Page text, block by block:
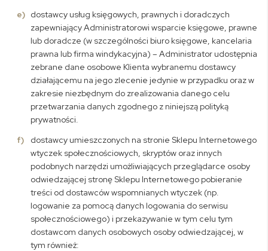
dostawcy usług księgowych, prawnych i doradczych
zapewniający Administratorowi wsparcie księgowe, prawne
lub doradcze (w szczególności biuro księgowe, kancelaria
prawna lub firma windykacyjna) – Administrator udostępnia
zebrane dane osobowe Klienta wybranemu dostawcy
działającemu na jego zlecenie jedynie w przypadku oraz w
zakresie niezbędnym do zrealizowania danego celu
przetwarzania danych zgodnego z niniejszą polityką
prywatności.
dostawcy umieszczonych na stronie Sklepu Internetowego
wtyczek społecznościowych, skryptów oraz innych
podobnych narzędzi umożliwiających przeglądarce osoby
odwiedzającej stronę Sklepu Internetowego pobieranie
treści od dostawców wspomnianych wtyczek (np.
logowanie za pomocą danych logowania do serwisu
społecznościowego) i przekazywanie w tym celu tym
dostawcom danych osobowych osoby odwiedzającej, w
tym również: